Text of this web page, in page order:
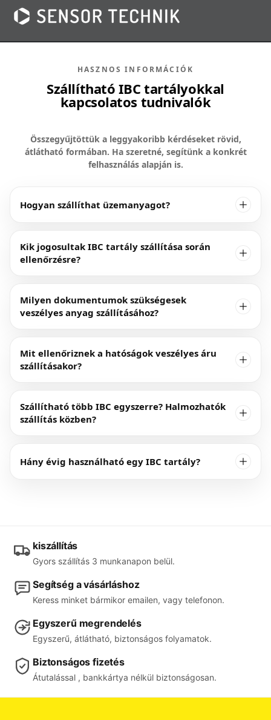
HASZNOS INFORMÁCIÓK
Szállítható IBC tartályokkal
kapcsolatos tudnivalók
Összegyűjtöttük a leggyakoribb kérdéseket rövid,
átlátható formában. Ha szeretné, segítünk a konkrét
felhasználás alapján is.
Hogyan szállíthat üzemanyagot?
Kik jogosultak IBC tartály szállítása során
ellenőrzésre?
Milyen dokumentumok szükségesek
veszélyes anyag szállításához?
Mit ellenőriznek a hatóságok veszélyes áru
szállításakor?
Szállítható több IBC egyszerre? Halmozhatók
szállítás közben?
Hány évig használható egy IBC tartály?
kiszállítás
Gyors szállítás 3 munkanapon belül.
Segítség a vásárláshoz
Keress minket bármikor emailen, vagy telefonon.
Egyszerű megrendelés
Egyszerű, átlátható, biztonságos folyamatok.
Biztonságos fizetés
Átutalással , bankkártya nélkül biztonságosan.